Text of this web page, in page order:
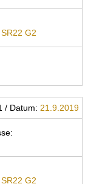
G2
/ Datum: 21.9.2019
G2